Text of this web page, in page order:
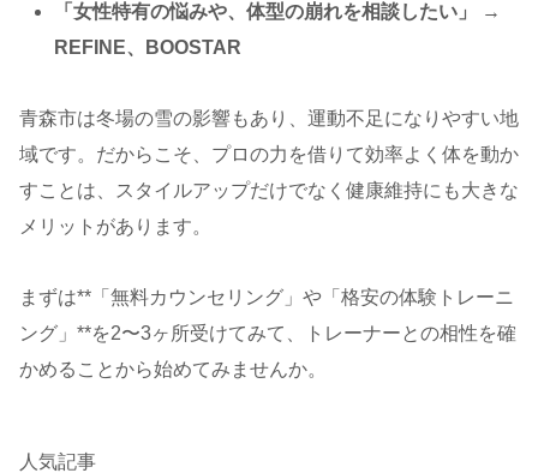
「女性特有の悩みや、体型の崩れを相談したい」
→
REFINE、BOOSTAR
青森市は冬場の雪の影響もあり、運動不足になりやすい地
域です。だからこそ、プロの力を借りて効率よく体を動か
すことは、スタイルアップだけでなく健康維持にも大きな
メリットがあります。
まずは**「無料カウンセリング」や「格安の体験トレーニ
ング」**を2〜3ヶ所受けてみて、トレーナーとの相性を確
かめることから始めてみませんか。
人気記事